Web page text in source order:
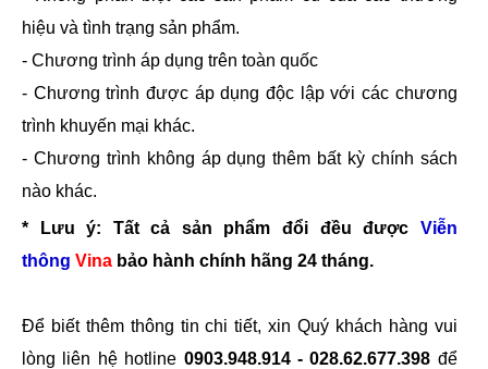
hiệu và tình trạng sản phẩm.
- Chương trình áp dụng trên toàn quốc
- Chương trình được áp dụng độc lập với các chương
trình khuyến mại khác.
- Chương trình không áp dụng thêm bất kỳ chính sách
nào khác.
* Lưu ý: Tất cả sản phẩm đổi đều được Viễn
thông Vina bảo hành chính hãng 24 tháng.
Để biết thêm thông tin chi tiết, xin Quý khách hàng vui
lòng liên hệ hotline 0903.948.914 - 028.62.677.398 để